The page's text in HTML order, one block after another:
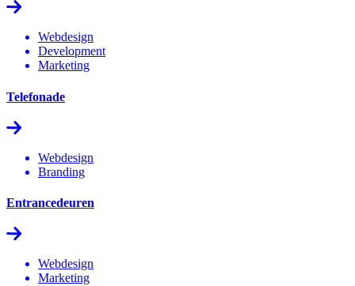
Webdesign
Development
Marketing
Telefonade
Webdesign
Branding
Entrancedeuren
Webdesign
Marketing